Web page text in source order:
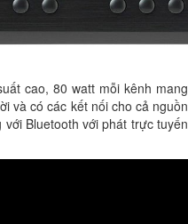
cao, 80 watt mỗi kênh mang
và có các kết nối cho cả nguồn
Bluetooth với phát trực tuyến